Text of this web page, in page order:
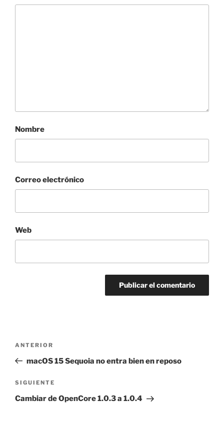
Nombre
Correo electrónico
Web
entradas
Entrada
anterior:
ANTERIOR
macOS 15 Sequoia no entra bien en reposo
Siguiente
entrada
SIGUIENTE
Cambiar de OpenCore 1.0.3 a 1.0.4